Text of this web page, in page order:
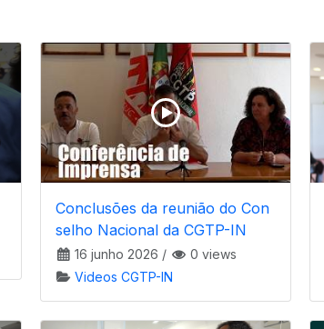
Conclusões da reunião do Con
selho Nacional da CGTP-IN
16 junho 2026 /
0 views
Videos CGTP-IN